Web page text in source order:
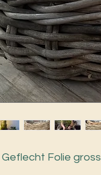
Folie gross